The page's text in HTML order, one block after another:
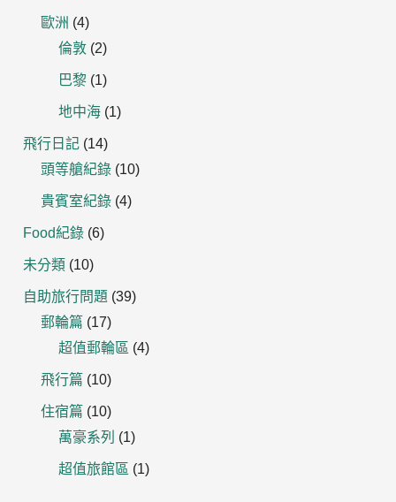
歐洲 (4)
倫敦 (2)
巴黎 (1)
地中海 (1)
飛行日記 (14)
頭等艙紀錄 (10)
貴賓室紀錄 (4)
Food紀錄 (6)
未分類 (10)
自助旅行問題 (39)
郵輪篇 (17)
超值郵輪區 (4)
飛行篇 (10)
住宿篇 (10)
萬豪系列 (1)
超值旅館區 (1)